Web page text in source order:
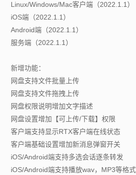
Linux/Windows/Mac客户端（2022.1.1）
iOS端（2022.1.1）
Android端（2022.1.1）
服务端（2022.1.1）
新增功能：
网盘支持文件批量上传
网盘支持文件拖拽上传
网盘权限说明增加文字描述
网盘设置增加【可上传/下载】权限
客户端支持显示RTX客户端在线状态
客户端基础设置增加新消息弹窗开关
iOS/Android端支持多选会话逐条转发
iOS/Android端支持播放wav，MP3等格